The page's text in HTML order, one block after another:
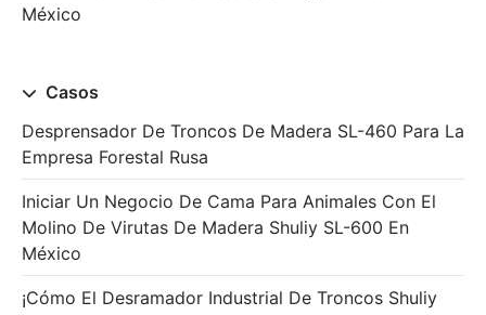
México
Casos
Desprensador De Troncos De Madera SL-460 Para La
Empresa Forestal Rusa
Iniciar Un Negocio De Cama Para Animales Con El
Molino De Virutas De Madera Shuliy SL-600 En
México
¡Cómo El Desramador Industrial De Troncos Shuliy